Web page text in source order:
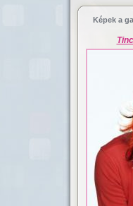
Képek a